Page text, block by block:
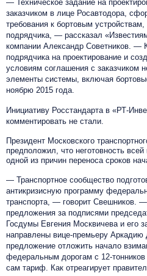
— Техническое задание на
заказчиком в лице Росавтодора,
требования к бортовым
подрядчика, — рассказал
компании Александр Советников. —
подрядчика на проектирование и
условиям соглашения с заказчиком
элементы системы, включая
ноябрю 2015 года.
Инициативу Росстандарта в «РТ-
комментировать не стали.
Президент Московского
предположил, что неготовность
одной из причин переноса сроков
— Транспортное сообщество
антикризисную программу
транспорта, — говорит Свешников.
предложения за подписями
Госдумы Евгения Москвичева и его
направлены вице-премьеру Аркадию
предложение отложить начало
федеральным дорогам с 12-тонников
сам тариф. Как отреагирует